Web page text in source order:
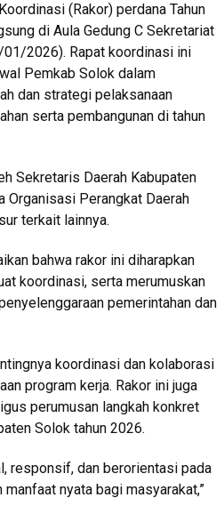
(Rakor) perdana Tahun
di Aula Gedung C Sekretariat
01/2026). Rapat koordinasi ini
Pemkab Solok dalam
dan strategi pelaksanaan
serta pembangunan di tahun
Sekretaris Daerah Kabupaten
Organisasi Perangkat Daerah
terkait lainnya.
bahwa rakor ini diharapkan
koordinasi, serta merumuskan
pemerintahan dan
koordinasi dan kolaborasi
program kerja. Rakor ini juga
perumusan langkah konkret
Solok tahun 2026.
responsif, dan berorientasi pada
nyata bagi masyarakat,”